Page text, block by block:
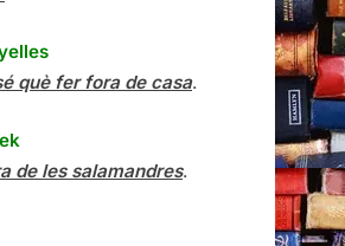
què fer fora de casa.
de les salamandres.